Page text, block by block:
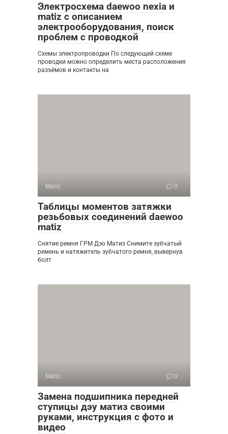
Электросхема daewoo nexia и
matiz с описанием
электрооборудования, поиск
проблем с проводкой
Схемы электропроводки По следующей схеме
проводки можно определить места расположения
разъёмов и контакты на
Matiz 0
Таблицы моментов затяжки
резьбовых соединений daewoo
matiz
Снятие ремня ГРМ Дэо Матиз Снимите зубчатый
ремень и натяжитель зубчатого ремня, вывернув
болт
Matiz 0
Замена подшипника передней
ступицы дэу матиз своими
руками, инструкция с фото и
видео